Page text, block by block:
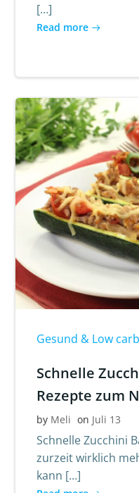
[…]
Read more
Gesund & Low carb
Schnelle
Rezepte zum
by Meli on Juli 13
Schnelle Zucchini
zurzeit wirklich
kann […]